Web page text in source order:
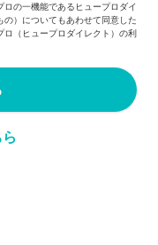
の一機能であるヒュープロダイ
）についてもあわせて同意した
ロ（ヒュープロダイレクト）の利